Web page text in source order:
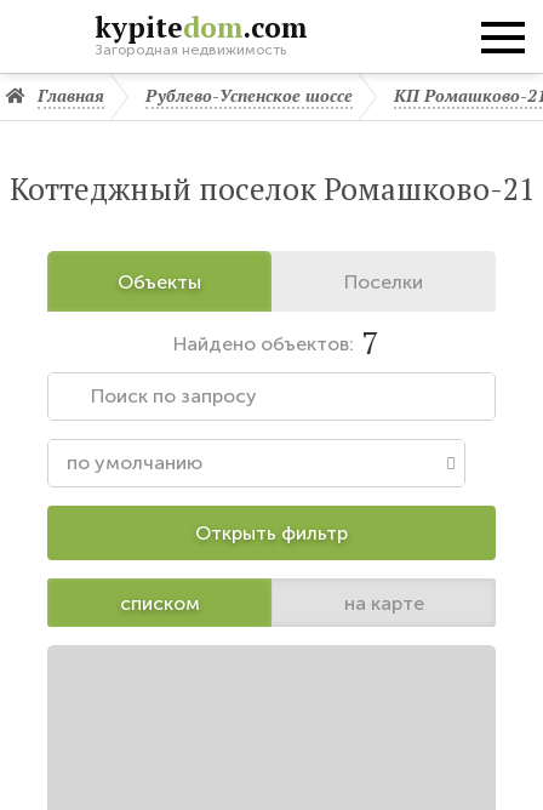
kypitedom.com
Загородная недвижимость
Главная Рублево-Успенское шоссе КП Ромашково-
Коттеджный поселок Ромашково-21
Объекты Поселки
Найденообъектов: 7
Открыть фильтр
списком на карте